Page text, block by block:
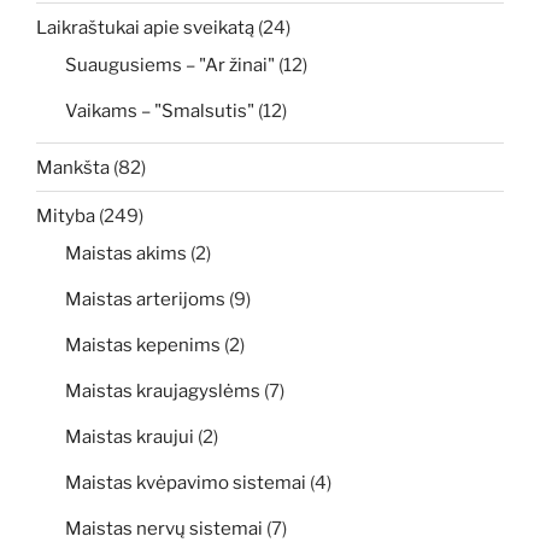
Laikraštukai apie sveikatą (24)
Suaugusiems – "Ar žinai" (12)
Vaikams – "Smalsutis" (12)
Mankšta (82)
Mityba (249)
Maistas akims (2)
Maistas arterijoms (9)
Maistas kepenims (2)
Maistas kraujagyslėms (7)
Maistas kraujui (2)
Maistas kvėpavimo sistemai (4)
Maistas nervų sistemai (7)